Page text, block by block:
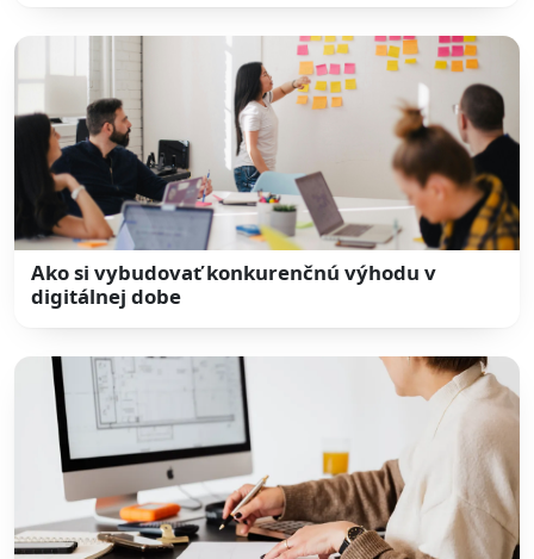
Ako si vybudovať konkurenčnú výhodu v
digitálnej dobe